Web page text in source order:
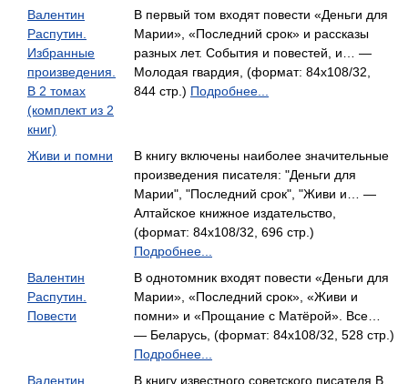
Валентин
Распутин.
Избранные
произведения.
В 2 томах
(комплект из 2
книг)
В первый том входят повести «Деньги для
Марии», «Последний срок» и рассказы
разных лет. События и повестей, и… —
Молодая гвардия, (формат: 84x108/32,
844 стр.) Подробнее...
Живи и помни
В книгу включены наиболее значительные
произведения писателя: "Деньги для
Марии", "Последний срок", "Живи и… —
Алтайское книжное издательство,
(формат: 84x108/32, 696 стр.)
Подробнее...
Валентин
Распутин.
Повести
В однотомник входят повести «Деньги для
Марии», «Последний срок», «Живи и
помни» и «Прощание с Матёрой». Все…
— Беларусь, (формат: 84x108/32, 528 стр.)
Подробнее...
Валентин
В книгу известного советского писателя В.